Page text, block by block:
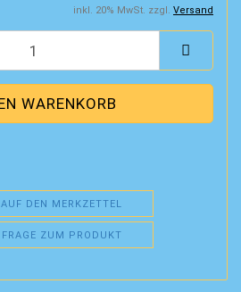
inkl. 20% MwSt. zzgl. Versand
AUF DEN MERKZETTEL
FRAGE ZUM PRODUKT